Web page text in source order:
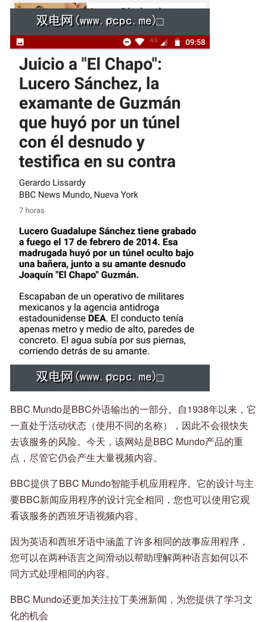
BBC Mundo是BBC外语输出的一部分。自1938年以来，它
一直处于活动状态（使用不同的名称），因此不会很快失
去该服务的风险。今天，该网站是BBC Mundo产品的重
点，尽管它仍会产生大量视频内容。
BBC提供了BBC Mundo智能手机应用程序。它的设计与主
要BBC新闻应用程序的设计完全相同，您也可以使用它观
看该服务的西班牙语视频内容。
因为英语和西班牙语中涵盖了许多相同的故事应用程序，
您可以在两种语言之间滑动以帮助理解两种语言如何以不
同方式处理相同的内容。
BBC Mundo还更加关注拉丁美洲新闻，为您提供了学习文
化的机会